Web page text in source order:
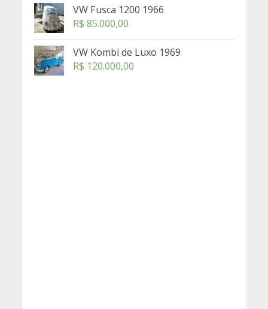
VW Fusca 1200 1966
R$ 85.000,00
VW Kombi de Luxo 1969
R$ 120.000,00